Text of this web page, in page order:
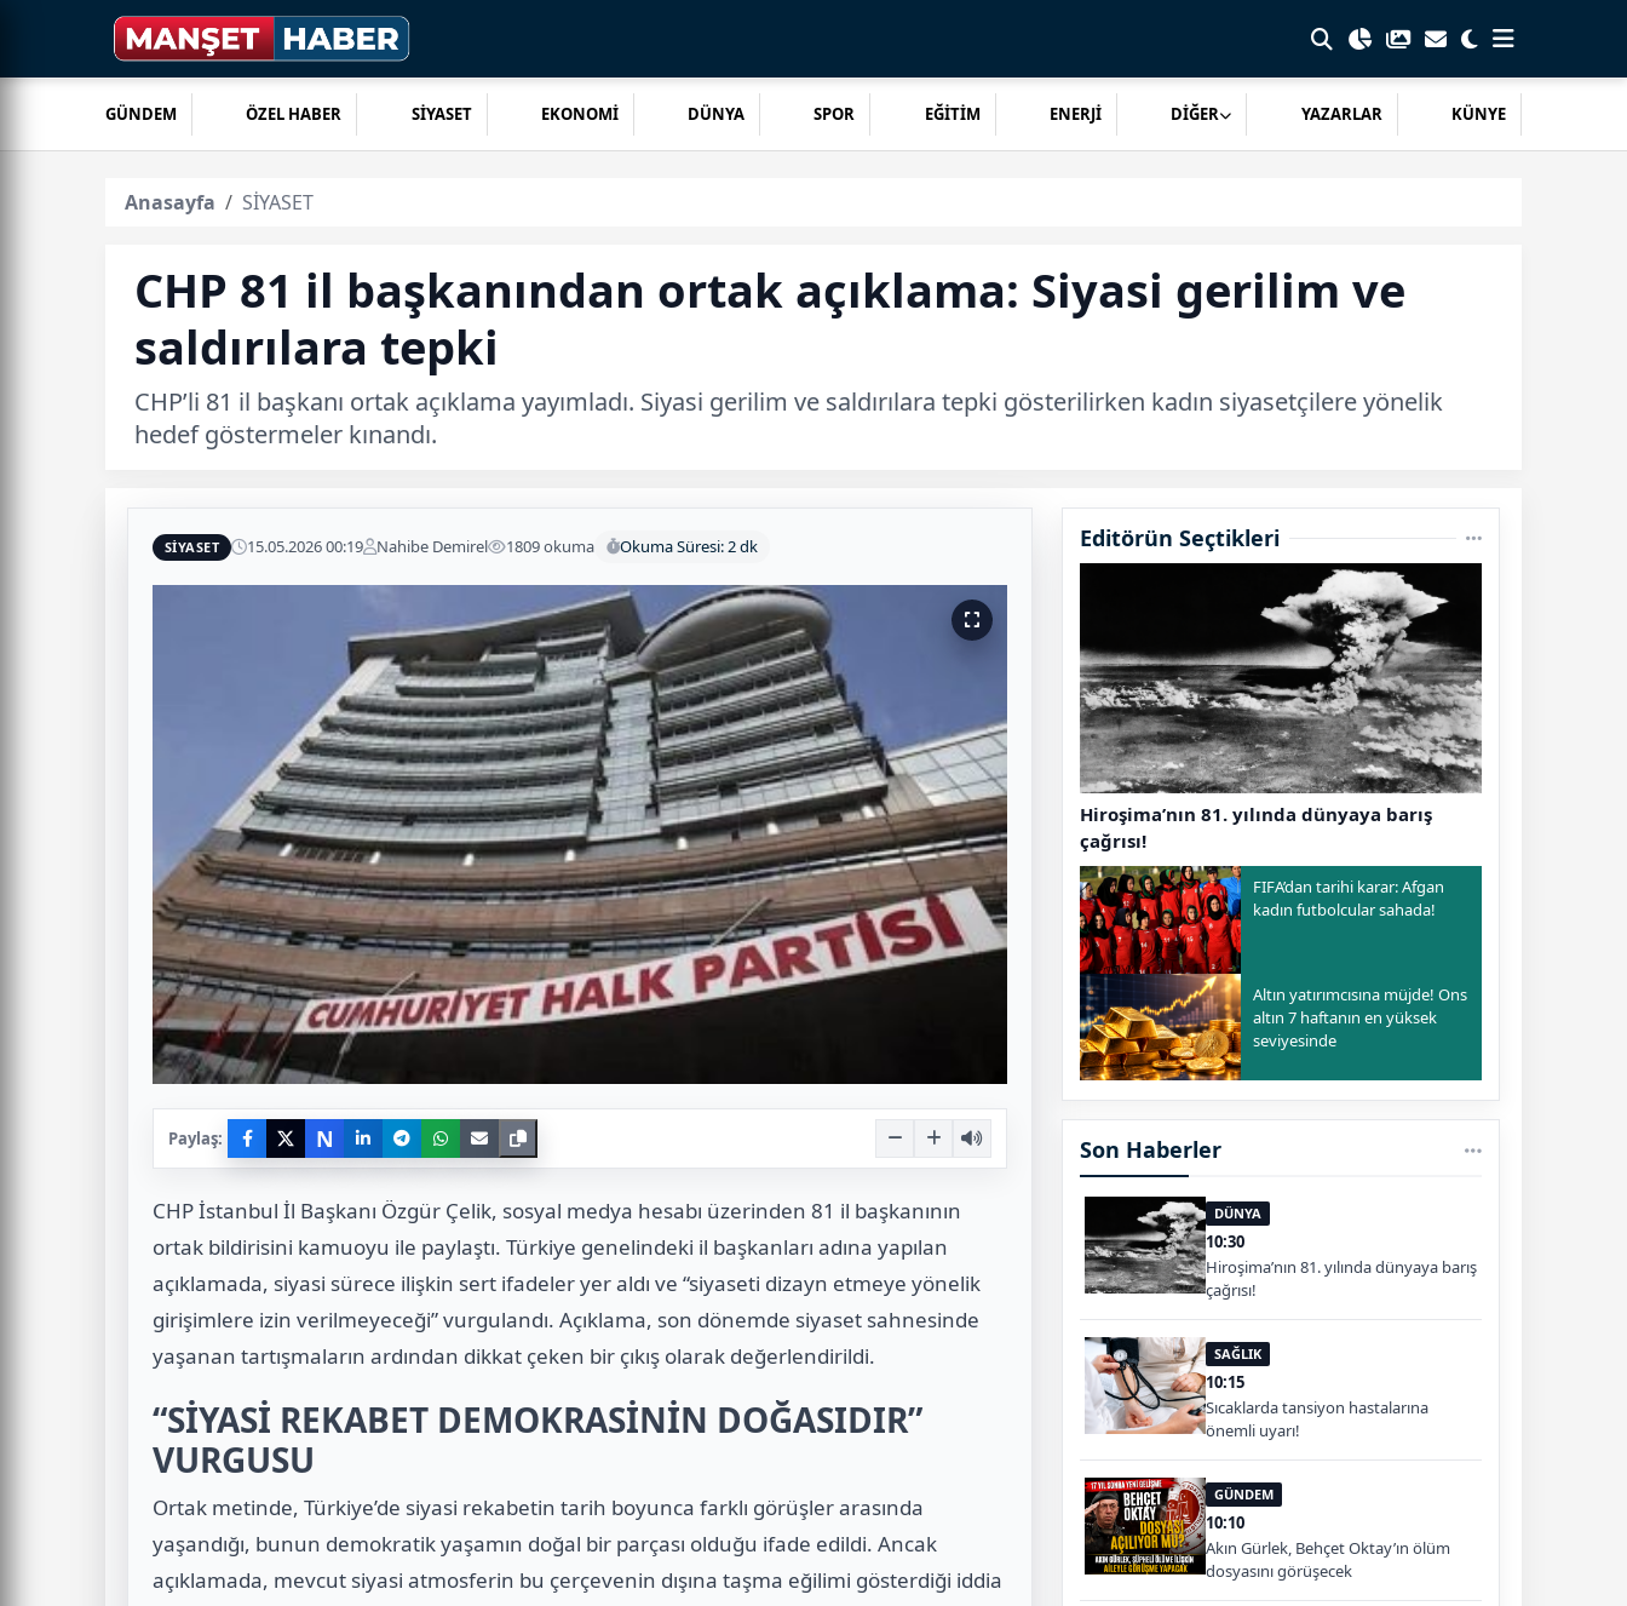
GÜNDEM ÖZEL HABER SİYASET EKONOMİ DÜNYA SPOR EĞİTİM ENERJİ DİĞER YAZARLAR KÜNYE
Anasayfa SİYASET
CHP 81 il başkanından ortak açıklama: Siyasi gerilim ve
saldırılara tepki
CHP’li 81 il başkanı ortak açıklama yayımladı. Siyasi gerilim ve saldırılara tepki gösterilirken kadın siyasetçilere yönelik
hedef göstermeler kınandı.
SİYASET 15.05.2026 00:19 Nahibe Demirel 1809 okuma Okuma Süresi: 2 dk
Paylaş: N
CHP İstanbul İl Başkanı Özgür Çelik, sosyal medya hesabı üzerinden 81 il başkanının
ortak bildirisini kamuoyu ile paylaştı. Türkiye genelindeki il başkanları adına yapılan
açıklamada, siyasi sürece ilişkin sert ifadeler yer aldı ve “siyaseti dizayn etmeye yönelik
girişimlere izin verilmeyeceği” vurgulandı. Açıklama, son dönemde siyaset sahnesinde
yaşanan tartışmaların ardından dikkat çeken bir çıkış olarak değerlendirildi.
“SİYASİ REKABET DEMOKRASİNİN DOĞASIDIR”
VURGUSU
Ortak metinde, Türkiye’de siyasi rekabetin tarih boyunca farklı görüşler arasında
yaşandığı, bunun demokratik yaşamın doğal bir parçası olduğu ifade edildi. Ancak
açıklamada, mevcut siyasi atmosferin bu çerçevenin dışına taşma eğilimi gösterdiği iddia
Editörün Seçtikleri
Hiroşima’nın 81. yılında dünyaya barış
çağrısı!
FIFA’dan tarihi karar: Afgan
kadın futbolcular sahada!
Altın yatırımcısına müjde! Ons
altın 7 haftanın en yüksek
seviyesinde
Son Haberler
DÜNYA
10:30
Hiroşima’nın 81. yılında dünyaya barış
çağrısı!
SAĞLIK
10:15
Sıcaklarda tansiyon hastalarına
önemli uyarı!
GÜNDEM
10:10
Akın Gürlek, Behçet Oktay’ın ölüm
dosyasını görüşecek